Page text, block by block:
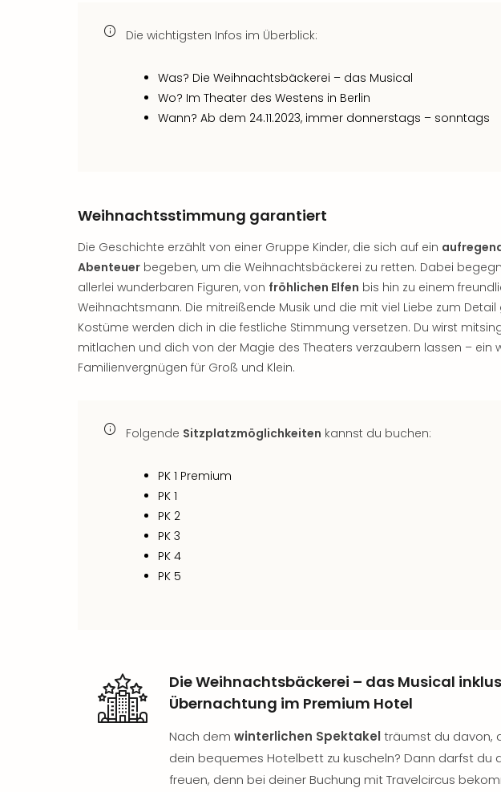
Die wichtigsten Infos im Überblick:
Was? Die Weihnachtsbäckerei – das Musical
Wo? Im Theater des Westens in Berlin
Wann? Ab dem 24.11.2023, immer donnerstags – sonntags
Weihnachtsstimmung garantiert
Die Geschichte erzählt von einer Gruppe Kinder, die sich auf ein
Abenteuer begeben, um die Weihnachtsbäckerei zu retten. Dabei
allerlei wunderbaren Figuren, von fröhlichen Elfen bis hin zu einem
Weihnachtsmann. Die mitreißende Musik und die mit viel Liebe zum
Kostüme werden dich in die festliche Stimmung versetzen. Du wirst
mitlachen und dich von der Magie des Theaters verzaubern lassen – ein
Familienvergnügen für Groß und Klein.
Folgende Sitzplatzmöglichkeiten kannst du buchen:
PK 1 Premium
PK 1
PK 2
PK 3
PK 4
PK 5
Die Weihnachtsbäckerei – das Musical
Übernachtung im Premium Hotel
Nach dem winterlichen Spektakelträumst du davon,
dein bequemes Hotelbett zu kuscheln? Dann darfst du
freuen, denn bei deiner Buchung mit Travelcircus